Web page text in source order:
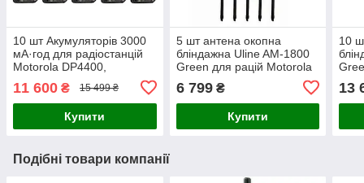
10 шт Акумуляторів 3000
мА·год для радіостанцій
Motorola DP4400,
DP4800e PMNN4543A
11 600 ₴ 15 499 ₴
Купити
5 шт антена окопна
бліндажна Uline AM-1800
Green для рацій Motorola
6 799₴
Купити
10
13
Подібні товари компанії